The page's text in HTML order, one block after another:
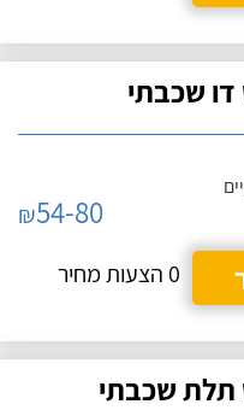
שכבתי
₪54-80
0 הצעות מחיר
שכבתי